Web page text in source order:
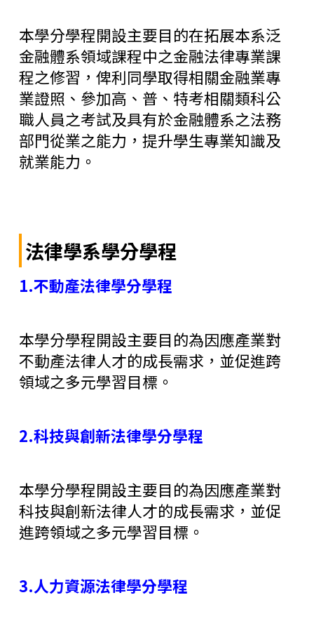
本學分學程開設主要目的在拓展本系泛
金融體系領域課程中之金融法律專業課
程之修習，俾利同學取得相關金融業專
業證照、參加高、普、特考相關類科公
職人員之考試及具有於金融體系之法務
部門從業之能力，提升學生專業知識及
就業能力。
法律學系學分學程
1.不動產法律學分學程
本學分學程開設主要目的為因應產業對
不動產法律人才的成長需求，並促進跨
領域之多元學習目標。
2.科技與創新法律學分學程
本學分學程開設主要目的為因應產業對
科技與創新法律人才的成長需求，並促
進跨領域之多元學習目標。
3.人力資源法律學分學程